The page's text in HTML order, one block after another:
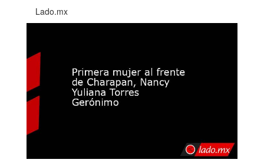
Lado.mx